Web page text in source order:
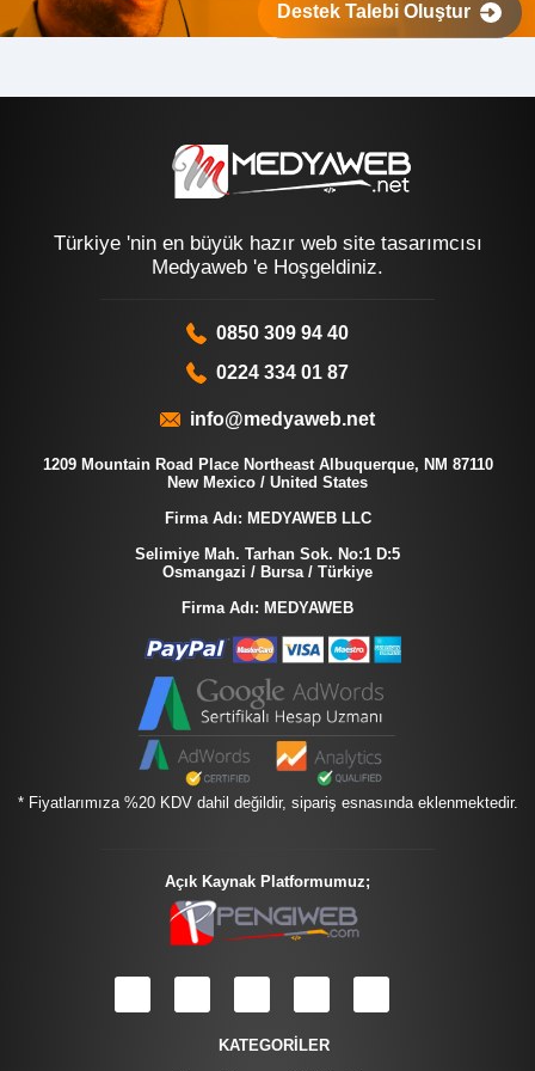
Destek Talebi Oluştur
Türkiye 'nin en büyük hazır web site tasarımcısı
Medyaweb 'e Hoşgeldiniz.
0850 309 94 40
0224 334 01 87
info@medyaweb.net
1209 Mountain Road Place Northeast Albuquerque, NM 87110
New Mexico / United States
Firma Adı: MEDYAWEB LLC
Selimiye Mah. Tarhan Sok. No:1 D:5
Osmangazi / Bursa / Türkiye
Firma Adı: MEDYAWEB
* Fiyatlarımıza %20 KDV dahil değildir, sipariş esnasında eklenmektedir.
Açık Kaynak Platformumuz;
KATEGORİLER